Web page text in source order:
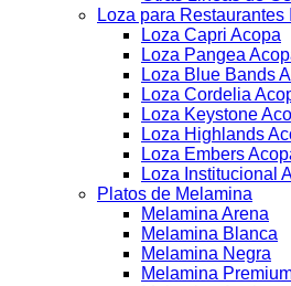
Loza para Restaurantes
Loza Capri Acopa
Loza Pangea
Loza Blue Bands
Loza Cordelia
Loza Keystone
Loza Highlands
Loza Embers
Loza Institucional
Platos de Melamina
Melamina Arena
Melamina Blanca
Melamina Negra
Melamina